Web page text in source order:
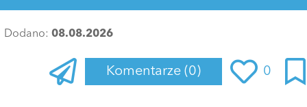
Dodano: 08.08.2026
Komentarze (0) 0